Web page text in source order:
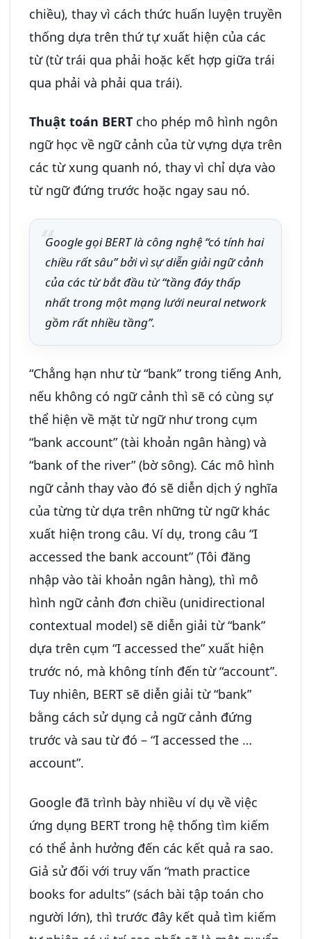
chiều), thay vì cách thức huấn luyện truyền
thống dựa trên thứ tự xuất hiện của các
từ (từ trái qua phải hoặc kết hợp giữa trái
qua phải và phải qua trái).
Thuật toán BERT cho phép mô hình ngôn
ngữ học về ngữ cảnh của từ vựng dựa trên
các từ xung quanh nó, thay vì chỉ dựa vào
từ ngữ đứng trước hoặc ngay sau nó.
Google gọi BERT là công nghệ “có tính hai
chiều rất sâu” bởi vì sự diễn giải ngữ cảnh
của các từ bắt đầu từ “tầng đáy thấp
nhất trong một mạng lưới neural network
gồm rất nhiều tầng”.
“Chẳng hạn như từ “bank” trong tiếng Anh,
nếu không có ngữ cảnh thì sẽ có cùng sự
thể hiện về mặt từ ngữ như trong cụm
“bank account” (tài khoản ngân hàng) và
“bank of the river” (bờ sông). Các mô hình
ngữ cảnh thay vào đó sẽ diễn dịch ý nghĩa
của từng từ dựa trên những từ ngữ khác
xuất hiện trong câu. Ví dụ, trong câu “I
accessed the bank account” (Tôi đăng
nhập vào tài khoản ngân hàng), thì mô
hình ngữ cảnh đơn chiều (unidirectional
contextual model) sẽ diễn giải từ “bank”
dựa trên cụm “I accessed the” xuất hiện
trước nó, mà không tính đến từ “account”.
Tuy nhiên, BERT sẽ diễn giải từ “bank”
bằng cách sử dụng cả ngữ cảnh đứng
trước và sau từ đó – “I accessed the …
account”.
Google đã trình bày nhiều ví dụ về việc
ứng dụng BERT trong hệ thống tìm kiếm
có thể ảnh hưởng đến các kết quả ra sao.
Giả sử đối với truy vấn “math practice
books for adults” (sách bài tập toán cho
người lớn), thì trước đây kết quả tìm kiếm